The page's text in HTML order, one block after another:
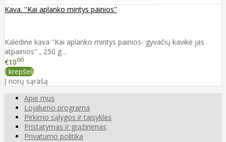
Kava. ''Kai aplanko mintys painios''
Kalėdinė kava ''Kai aplanko mintys painios- gyvačių kavikė jas
atpainios'' , 250 g ..
€1000
Į krepšelį
Į norų sąrašą
Apie mus
Lojalumo programa
Pirkimo sąlygos ir taisyklės
Pristatymas ir grąžinimas
Privatumo politika